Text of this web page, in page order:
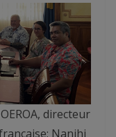
directeur
Nanihi